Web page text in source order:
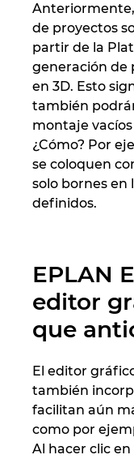
de proyectos
partir de la
generación de
en 3D. Esto
también
montaje
¿Cómo? Por
se coloquen
solo bornes en
definidos.
EPLAN
editor
que
El editor
también
facilitan aún
como por
Al hacer clic